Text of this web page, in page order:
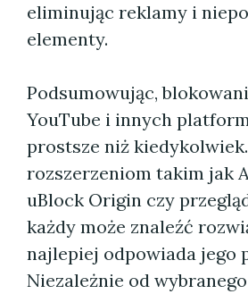
eliminując reklamy i
elementy.
Podsumowując,
YouTube i innych
prostsze niż
rozszerzeniom takim jak
uBlock Origin czy
każdy może znaleźć
najlepiej odpowiada jego
Niezależnie od